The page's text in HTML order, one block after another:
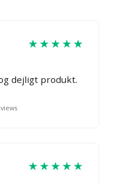
★★★★★
dejligt produkt.
★★★★★